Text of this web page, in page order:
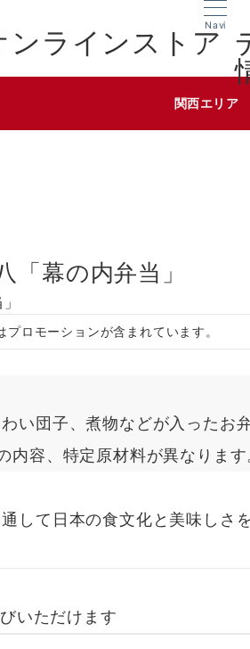
Navi
関西エリア
「幕の内弁当」
プロモーションが含まれています。
い団子、煮物などが入ったお弁
容、特定原材料が異なります
して日本の食文化と美味しさ
いただけます